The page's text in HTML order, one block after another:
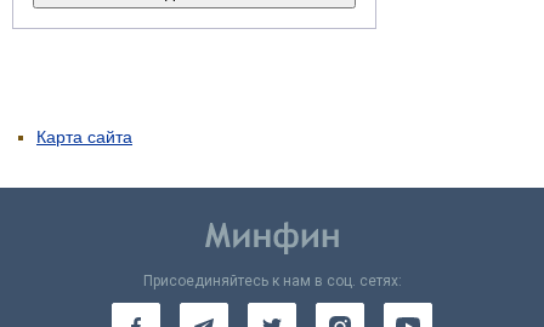
Карта сайта
Присоединяйтесь к нам в соц. сетях: